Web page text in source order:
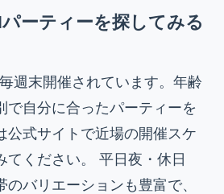
ーティーを探してみる
週末開催されています。年齢
で自分に合ったパーティーを
公式サイトで近場の開催スケ
てください。 平日夜・休日
バリエーションも豊富で、